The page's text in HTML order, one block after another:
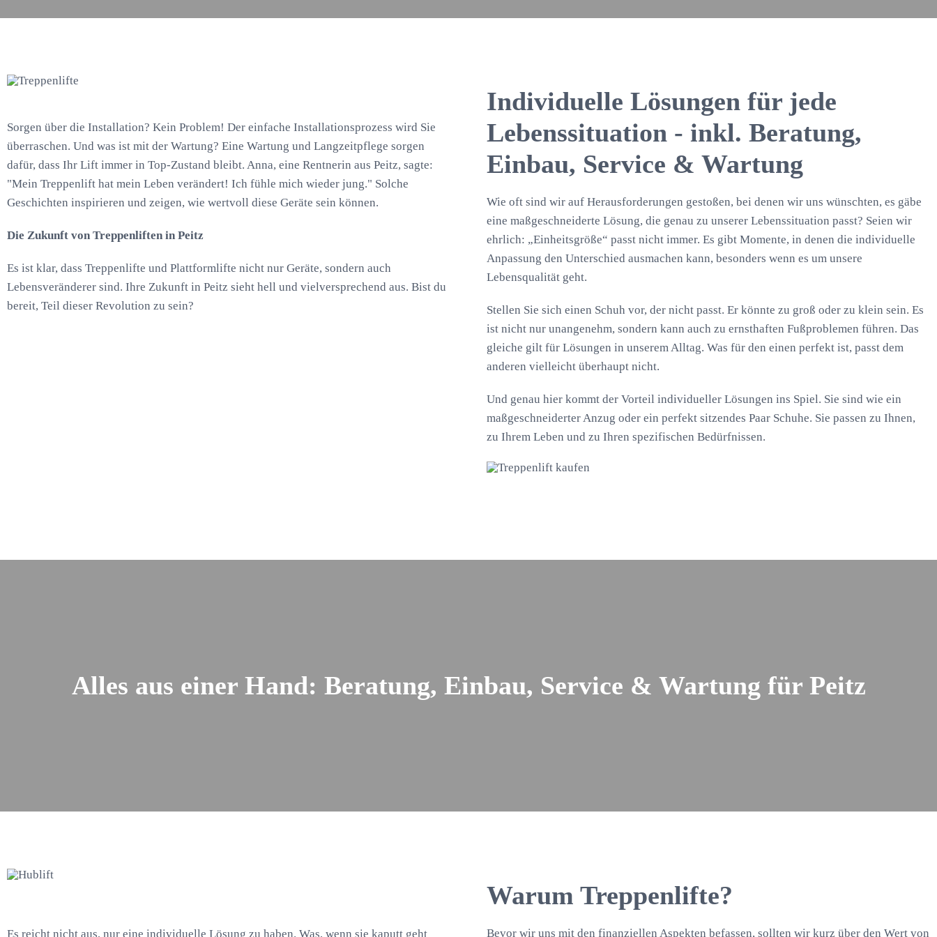
Sorgen über die Installation? Kein Problem! Der einfache Installationsprozess wird Sie
überraschen. Und was ist mit der Wartung? Eine Wartung und Langzeitpflege sorgen
dafür, dass Ihr Lift immer in Top-Zustand bleibt. Anna, eine Rentnerin aus Peitz, sagte:
"Mein Treppenlift hat mein Leben verändert! Ich fühle mich wieder jung." Solche
Geschichten inspirieren und zeigen, wie wertvoll diese Geräte sein können.
Die Zukunft von Treppenliften in Peitz
Es ist klar, dass Treppenlifte und Plattformlifte nicht nur Geräte, sondern auch
Lebensveränderer sind. Ihre Zukunft in Peitz sieht hell und vielversprechend aus. Bist du
bereit, Teil dieser Revolution zu sein?
Individuelle Lösungen für jede
Lebenssituation - inkl. Beratung,
Einbau, Service & Wartung
Wie oft sind wir auf Herausforderungen gestoßen, bei denen wir uns wünschten, es gäbe
eine maßgeschneiderte Lösung, die genau zu unserer Lebenssituation passt? Seien wir
ehrlich: „Einheitsgröße“ passt nicht immer. Es gibt Momente, in denen die individuelle
Anpassung den Unterschied ausmachen kann, besonders wenn es um unsere
Lebensqualität geht.
Stellen Sie sich einen Schuh vor, der nicht passt. Er könnte zu groß oder zu klein sein. Es
ist nicht nur unangenehm, sondern kann auch zu ernsthaften Fußproblemen führen. Das
gleiche gilt für Lösungen in unserem Alltag. Was für den einen perfekt ist, passt dem
anderen vielleicht überhaupt nicht.
Und genau hier kommt der Vorteil individueller Lösungen ins Spiel. Sie sind wie ein
maßgeschneiderter Anzug oder ein perfekt sitzendes Paar Schuhe. Sie passen zu Ihnen,
zu Ihrem Leben und zu Ihren spezifischen Bedürfnissen.
Alles aus einer Hand: Beratung, Einbau, Service & Wartung für Peitz
Es reicht nicht aus, nur eine individuelle Lösung zu haben. Was, wenn sie kaputt geht
Warum Treppenlifte?
Bevor wir uns mit den finanziellen Aspekten befassen, sollten wir kurz über den Wert von